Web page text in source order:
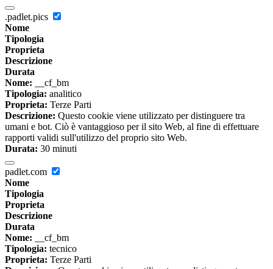
.padlet.pics
Nome
Tipologia
Proprieta
Descrizione
Durata
Nome: __cf_bm
Tipologia: analitico
Proprieta: Terze Parti
Descrizione: Questo cookie viene utilizzato per distinguere tra
umani e bot. Ciò è vantaggioso per il sito Web, al fine di effettuare
rapporti validi sull'utilizzo del proprio sito Web.
Durata: 30 minuti
padlet.com
Nome
Tipologia
Proprieta
Descrizione
Durata
Nome: __cf_bm
Tipologia: tecnico
Proprieta: Terze Parti